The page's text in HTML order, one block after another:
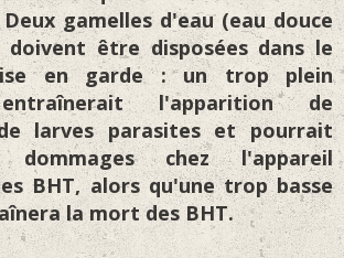
gamelles d'eau (eau douce
être disposées dans le
en garde : un trop plein
l'apparition de
larves parasites et pourrait
chez l'appareil
BHT, alors qu'une trop basse
la mort des BHT.